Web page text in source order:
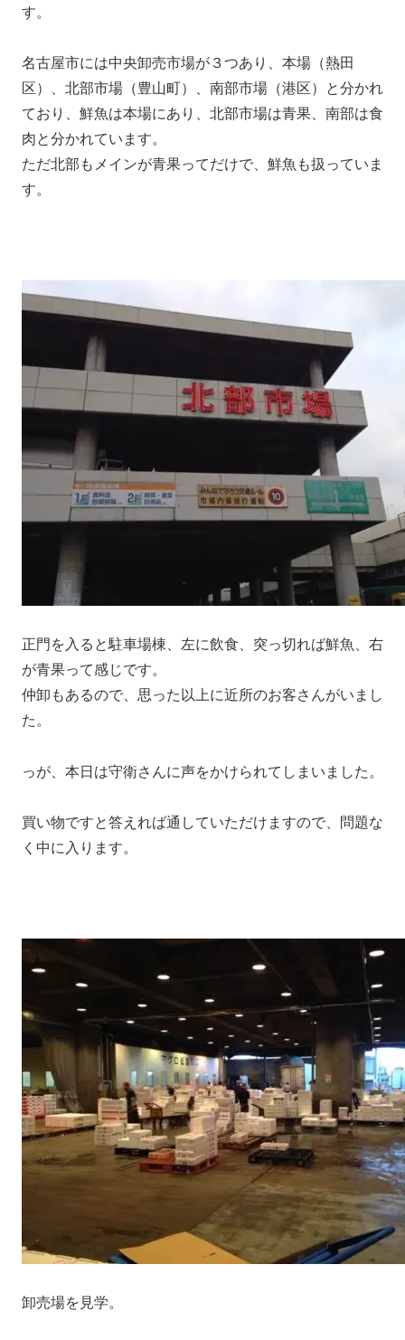
す。
名古屋市には中央卸売市場が３つあり、本場（熱田
区）、北部市場（豊山町）、南部市場（港区）と分かれ
ており、鮮魚は本場にあり、北部市場は青果、南部は食
肉と分かれています。
ただ北部もメインが青果ってだけで、鮮魚も扱っていま
す。
正門を入ると駐車場棟、左に飲食、突っ切れば鮮魚、右
が青果って感じです。
仲卸もあるので、思った以上に近所のお客さんがいまし
た。
っが、本日は守衛さんに声をかけられてしまいました。
買い物ですと答えれば通していただけますので、問題な
く中に入ります。
卸売場を見学。